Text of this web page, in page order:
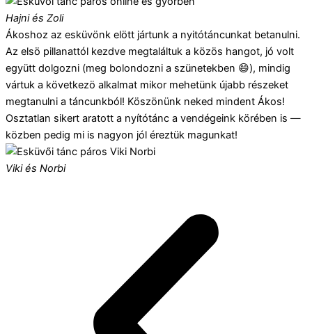
Hajni és Zoli
Ákoshoz az esküvönk elött jártunk a nyitótáncunkat betanulni.
Az elsö pillanattól kezdve megtaláltuk a közös hangot, jó volt
együtt dolgozni (meg bolondozni a szünetekben 😄), mindig
vártuk a következö alkalmat mikor mehetünk újabb részeket
megtanulni a táncunkból! Köszönünk neked mindent Ákos!
Osztatlan sikert aratott a nyítótánc a vendégeink körében is —
közben pedig mi is nagyon jól éreztük magunkat!
Viki és Norbi